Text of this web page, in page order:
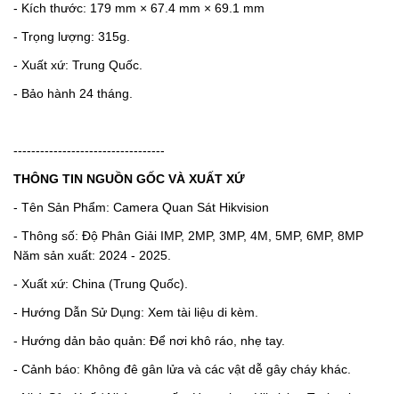
- Kích thước: 179 mm × 67.4 mm × 69.1 mm
- Trọng lượng: 315g.
- Xuất xứ: Trung Quốc.
- Bảo hành 24 tháng.
----------------------------------
THÔNG TIN NGUỒN GỐC VÀ XUẤT XỨ
- Tên Sản Phẩm: Camera Quan Sát Hikvision
- Thông số: Độ Phân Giải IMP, 2MP, 3MP, 4M, 5MP, 6MP, 8MP
Năm sản xuất: 2024 - 2025.
- Xuất xứ: China (Trung Quốc).
- Hướng Dẫn Sử Dụng: Xem tài liệu di kèm.
- Hướng dản bảo quản: Để nơi khô ráo, nhẹ tay.
- Cảnh báo: Không đê gân lửa và các vật dễ gây cháy khác.